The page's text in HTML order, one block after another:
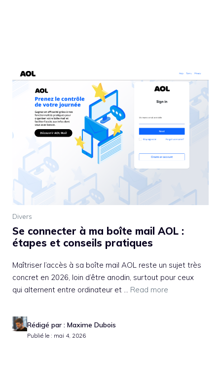
Divers
Se connecter à ma boîte mail AOL :
étapes et conseils pratiques
Maîtriser l’accès à sa boîte mail AOL reste un sujet très
concret en 2026, loin d’être anodin, surtout pour ceux
qui alternent entre ordinateur et ... Read more
Rédigé par : Maxime Dubois
Publié le : mai 4, 2026